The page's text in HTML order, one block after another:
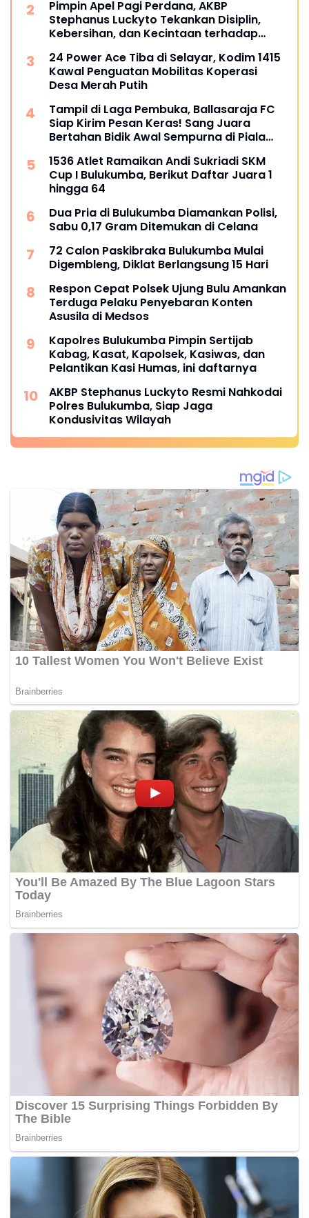
Pimpin Apel Pagi Perdana, AKBP
Stephanus Luckyto Tekankan Disiplin,
Kebersihan, dan Kecintaan terhadap
24 Power Ace Tiba di Selayar, Kodim 1415
Kawal Penguatan Mobilitas Koperasi
Desa Merah Putih
Tampil di Laga Pembuka, Ballasaraja FC
Siap Kirim Pesan Keras! Sang Juara
Bertahan Bidik Awal Sempurna di Piala
1536 Atlet Ramaikan Andi Sukriadi SKM
Cup I Bulukumba, Berikut Daftar Juara 1
hingga 64
Dua Pria di Bulukumba Diamankan Polisi,
Sabu 0,17 Gram Ditemukan di Celana
72 Calon Paskibraka Bulukumba Mulai
Digembleng, Diklat Berlangsung 15 Hari
Respon Cepat Polsek Ujung Bulu Amankan
Terduga Pelaku Penyebaran Konten
Asusila di Medsos
Kapolres Bulukumba Pimpin Sertijab
Kabag, Kasat, Kapolsek, Kasiwas, dan
Pelantikan Kasi Humas, ini daftarnya
AKBP Stephanus Luckyto Resmi Nahkodai
Polres Bulukumba, Siap Jaga
Kondusivitas Wilayah